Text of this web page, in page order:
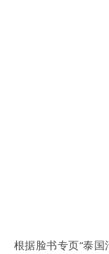
根据脸书专页“泰国